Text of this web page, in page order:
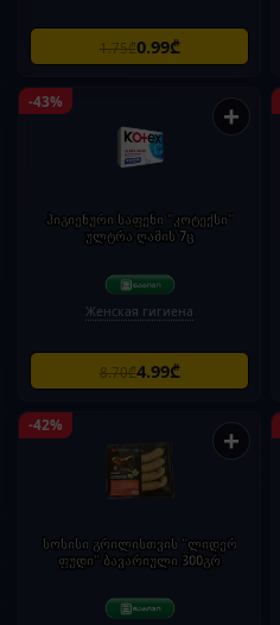
1.75₾0.99₾
-43% +
ჰიგიენური საფენი "კოტექსი"
ულტრა ღამის 7ც
Женская гигиена
8.70₾4.99₾
-42% +
სოსისი გრილისთვის "ლიდერ
ფუდი" ბავარიული 300გრ